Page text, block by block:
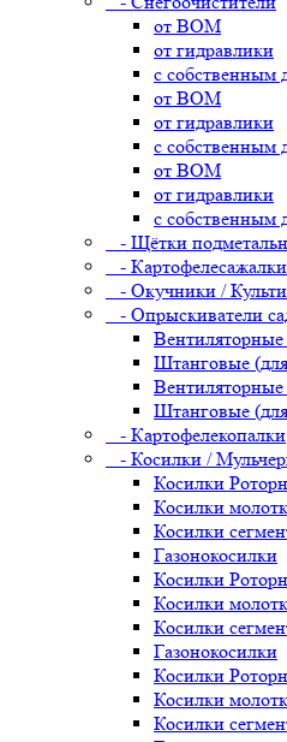
от ВОМ
от гидравлики
с собственным
от ВОМ
от гидравлики
с собственным
от ВОМ
от гидравлики
с собственным
- Щётки
- Картофелесажалки
- Окучники /
- Опрыскиватели
Вентиляторные
Штанговые
Вентиляторные
Штанговые
- Картофелекопалки
- Косилки /
Косилки
Косилки
Косилки
Газонокосилки
Косилки
Косилки
Косилки
Газонокосилки
Косилки
Косилки
Косилки